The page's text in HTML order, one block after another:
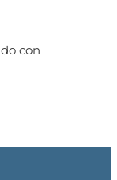
con